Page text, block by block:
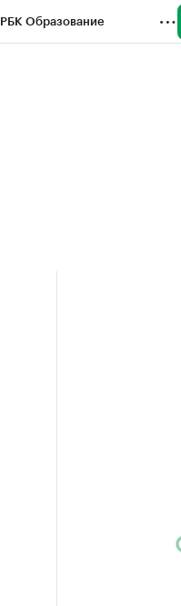
РБК Образование